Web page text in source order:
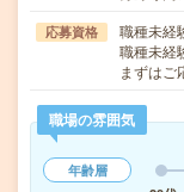
応募資格
職種未経
職種未経
まずは
職場の雰囲気
年齢層